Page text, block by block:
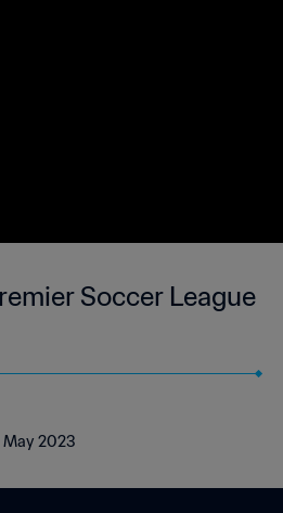
Soccer League
May 2023